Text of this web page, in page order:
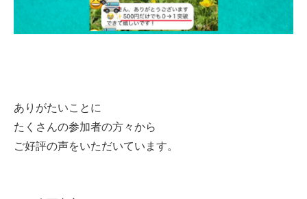
ありがたいことに
たくさんの参加者の方々から
ご好評の声をいただいています。